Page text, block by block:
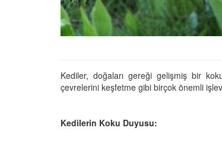
Kediler, doğaları gereği gelişmiş bir
çevrelerini keşfetme gibi birçok önemli
Kedilerin Koku Duyusu:
Yavru
Temizlenir?
22.05.2020
Sahiplerine Ölü
Gerçek Şok